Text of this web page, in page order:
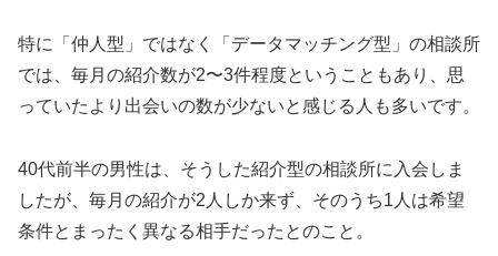
特に「仲人型」ではなく「データマッチング型」の相談所
では、毎月の紹介数が2〜3件程度ということもあり、思
っていたより出会いの数が少ないと感じる人も多いです。
40代前半の男性は、そうした紹介型の相談所に入会しま
したが、毎月の紹介が2人しか来ず、そのうち1人は希望
条件とまったく異なる相手だったとのこと。